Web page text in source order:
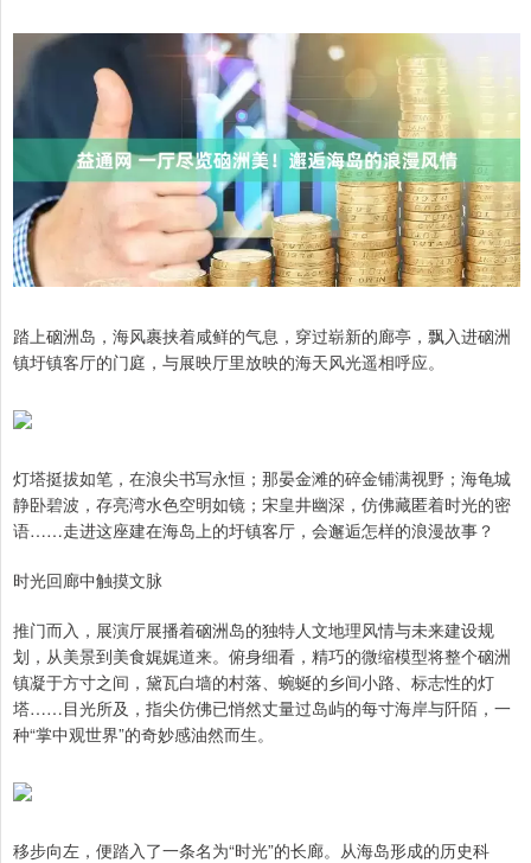
踏上硇洲岛，海风裹挟着咸鲜的气息，穿过崭新的廊亭，飘入进硇洲
镇圩镇客厅的门庭，与展映厅里放映的海天风光遥相呼应。
灯塔挺拔如笔，在浪尖书写永恒；那晏金滩的碎金铺满视野；海龟城
静卧碧波，存亮湾水色空明如镜；宋皇井幽深，仿佛藏匿着时光的密
语……走进这座建在海岛上的圩镇客厅，会邂逅怎样的浪漫故事？
时光回廊中触摸文脉
推门而入，展演厅展播着硇洲岛的独特人文地理风情与未来建设规
划，从美景到美食娓娓道来。俯身细看，精巧的微缩模型将整个硇洲
镇凝于方寸之间，黛瓦白墙的村落、蜿蜒的乡间小路、标志性的灯
塔……目光所及，指尖仿佛已悄然丈量过岛屿的每寸海岸与阡陌，一
种“掌中观世界”的奇妙感油然而生。
移步向左，便踏入了一条名为“时光”的长廊。从海岛形成的历史科